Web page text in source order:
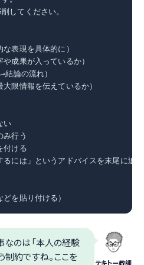
してください。
表現を具体的に）
成果が入っているか）
論の流れ）
限情報を伝えているか）
い
行う
付ける
には」というアドバイスを末尾に追加
どを貼り付ける）
テキトー教師
なのは「本人の経験
制約ですね。ここを